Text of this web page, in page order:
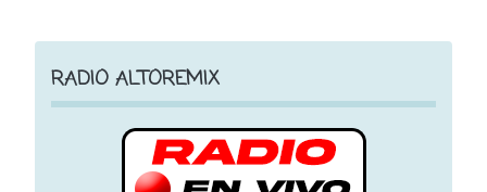
RADIO ALTOREMIX